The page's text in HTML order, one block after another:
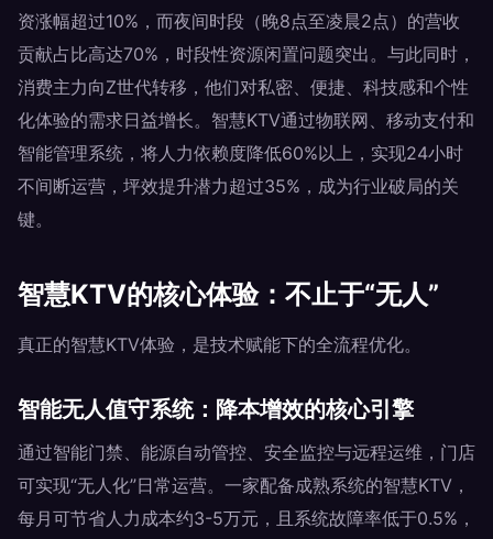
资涨幅超过10%，而夜间时段（晚8点至凌晨2点）的营收
贡献占比高达70%，时段性资源闲置问题突出。与此同时，
消费主力向Z世代转移，他们对私密、便捷、科技感和个性
化体验的需求日益增长。智慧KTV通过物联网、移动支付和
智能管理系统，将人力依赖度降低60%以上，实现24小时
不间断运营，坪效提升潜力超过35%，成为行业破局的关
键。
智慧KTV的核心体验：不止于“无人”
真正的智慧KTV体验，是技术赋能下的全流程优化。
智能无人值守系统：降本增效的核心引擎
通过智能门禁、能源自动管控、安全监控与远程运维，门店
可实现“无人化”日常运营。一家配备成熟系统的智慧KTV，
每月可节省人力成本约3-5万元，且系统故障率低于0.5%，